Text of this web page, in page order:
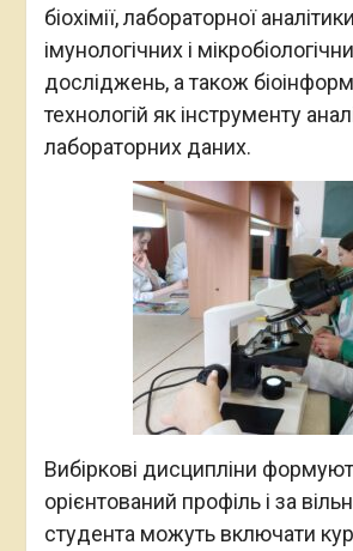
біохімії, лабораторної
імунологічних і
досліджень, а також
технологій як інструменту
лабораторних даних.
Вибіркові дисципліни
орієнтований профіль і за
студента можуть включати